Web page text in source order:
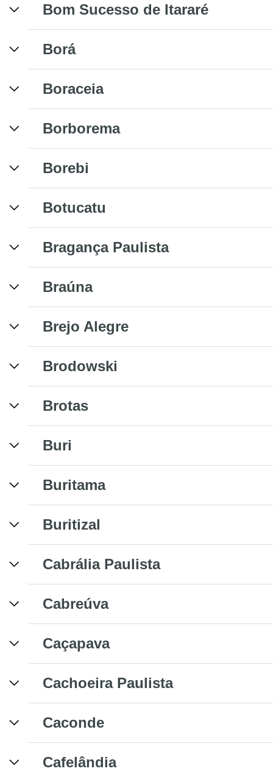
Bom Sucesso de Itararé
Borá
Boraceia
Borborema
Borebi
Botucatu
Bragança Paulista
Braúna
Brejo Alegre
Brodowski
Brotas
Buri
Buritama
Buritizal
Cabrália Paulista
Cabreúva
Caçapava
Cachoeira Paulista
Caconde
Cafelândia